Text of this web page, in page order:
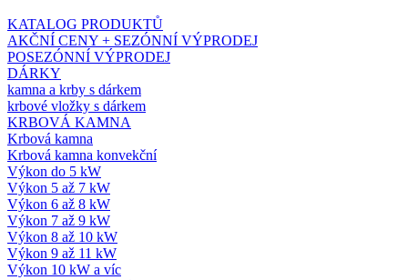
KATALOG PRODUKTŮ
AKČNÍ CENY + SEZÓNNÍ VÝPRODEJ
POSEZÓNNÍ VÝPRODEJ
DÁRKY
kamna a krby s dárkem
krbové vložky s dárkem
KRBOVÁ KAMNA
Krbová kamna
Krbová kamna konvekční
Výkon do 5 kW
Výkon 5 až 7 kW
Výkon 6 až 8 kW
Výkon 7 až 9 kW
Výkon 8 až 10 kW
Výkon 9 až 11 kW
Výkon 10 kW a víc